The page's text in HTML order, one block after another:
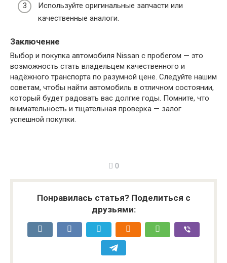
Используйте оригинальные запчасти или
качественные аналоги.
Заключение
Выбор и покупка автомобиля Nissan с пробегом — это
возможность стать владельцем качественного и
надёжного транспорта по разумной цене. Следуйте нашим
советам, чтобы найти автомобиль в отличном состоянии,
который будет радовать вас долгие годы. Помните, что
внимательность и тщательная проверка — залог
успешной покупки.
0
Понравилась статья? Поделиться с
друзьями: